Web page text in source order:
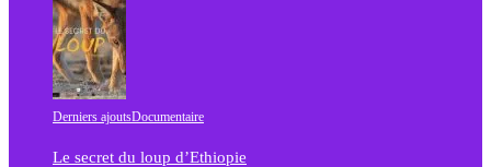
Derniers ajoutsDocumentaire
Le secret du loup d’Ethiopie